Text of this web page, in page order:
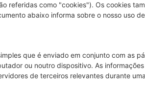
referidas como "cookies"). Os cookies
abaixo informa sobre o nosso uso
que é enviado em conjunto com as
ou noutro dispositivo. As
de terceiros relevantes durante